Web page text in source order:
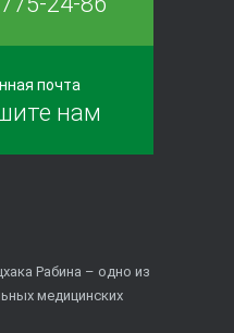
почта
нам
Рабина – одно из
медицинских